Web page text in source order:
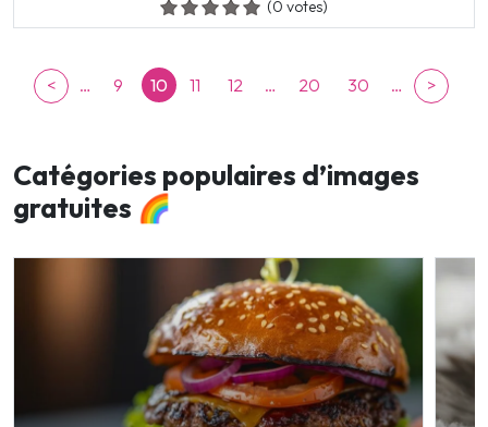
(0 votes)
< … 9 10 11 12 … 20 30 … >
Catégories populaires d’images
gratuites 🌈